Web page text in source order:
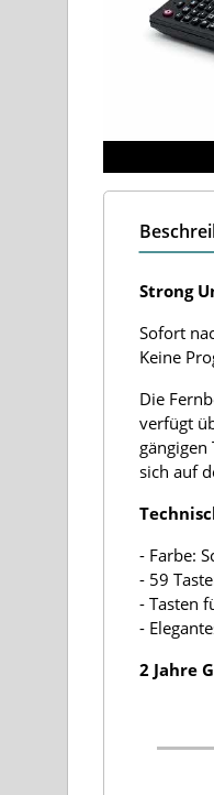
Strong
Sofort
Keine
Die
verfügt
sich auf
- Farbe:
- 59
- Tasten
-
2 Jahre